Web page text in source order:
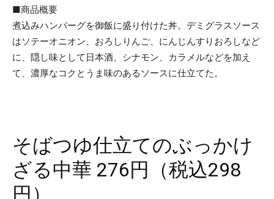
■商品概要
煮込みハンバーグを御飯に盛り付けた丼。デミグラスソース
はソテーオニオン、おろしりんご、にんじんすりおろしなど
に、隠し味として日本酒、シナモン、カラメルなどを加え
て、濃厚なコクとうま味のあるソースに仕立てた。
そばつゆ仕立てのぶっかけ
ざる中華 276円（税込298
円）